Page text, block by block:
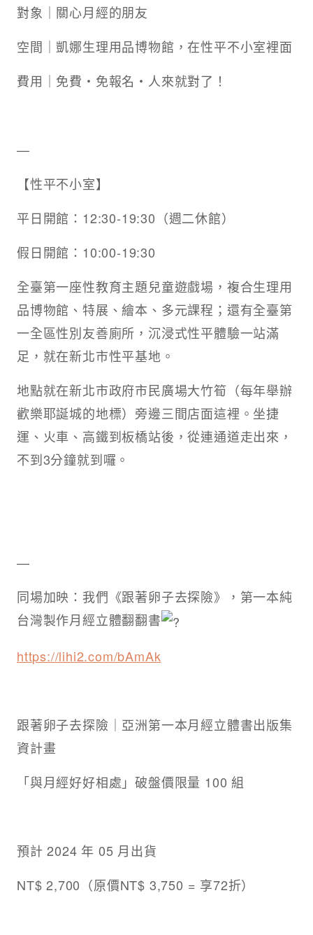
對象｜關心月經的朋友
空間｜凱娜生理用品博物館，在性平不小室裡面
費用｜免費‧免報名‧人來就對了！
—
【性平不小室】
平日開館：12:30-19:30（週二休館）
假日開館：10:00-19:30
全臺第一座性教育主題兒童遊戲場，複合生理用
品博物館、特展、繪本、多元課程；還有全臺第
一全區性別友善廁所，沉浸式性平體驗一站滿
足，就在新北市性平基地。
地點就在新北市政府市民廣場大竹筍（每年舉辦
歡樂耶誕城的地標）旁邊三間店面這裡。坐捷
運、火車、高鐵到板橋站後，從連通道走出來，
不到3分鐘就到囉。
​—
同場加映：我們《跟著卵子去探險》，第一本純
台灣製作月經立體翻翻書
https://lihi2.com/bAmAk
跟著卵子去探險｜亞洲第一本月經立體書出版集
資計畫
「與月經好好相處」破盤價限量 100 組
預計 2024 年 05 月出貨
NT$ 2,700（原價NT$ 3,750 = 享72折）